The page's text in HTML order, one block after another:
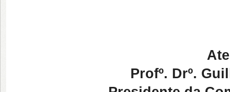
Profº. Drº.